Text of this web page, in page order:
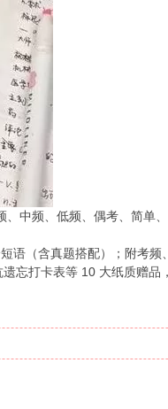
中频、低频、偶考、简单
语（含真题搭配）；附考频
忘打卡表等 10 大纸质赠